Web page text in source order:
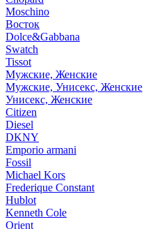
Moschino
Восток
Dolce&Gabbana
Swatch
Tissot
Мужские, Женские
Мужские, Унисекс, Женские
Унисекс, Женские
Citizen
Diesel
DKNY
Emporio armani
Fossil
Michael Kors
Frederique Constant
Hublot
Kenneth Cole
Orient